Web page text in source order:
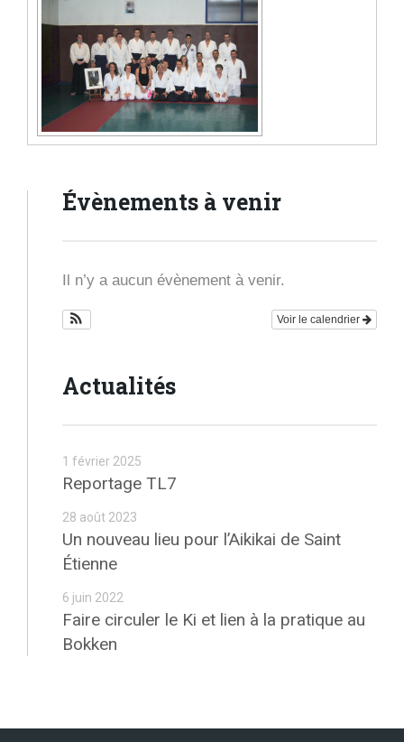
Évènements à venir
Il n’y a aucun évènement à venir.
Voir le calendrier
Actualités
Reportage TL7
1 février 2025
Un nouveau lieu pour l’Aikikai de Saint
Étienne
28 août 2023
Faire circuler le Ki et lien à la pratique au
Bokken
6 juin 2022